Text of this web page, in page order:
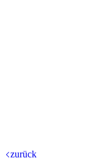
zurück